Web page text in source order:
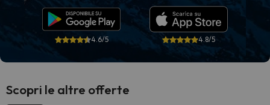
4.6/5 4.8/5
Scopri le altre offerte